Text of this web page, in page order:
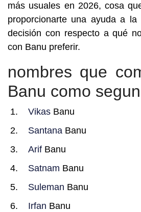
más usuales en 2026, cosa
proporcionarte una ayuda a
decisión con respecto a qué
con Banu preferir.
nombres que
Banu como
Vikas Banu
Santana Banu
Arif Banu
Satnam Banu
Suleman Banu
Irfan Banu